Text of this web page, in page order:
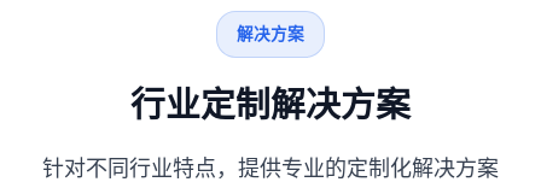
解决方案
行业定制解决方案
针对不同行业特点，提供专业的定制化解决方案